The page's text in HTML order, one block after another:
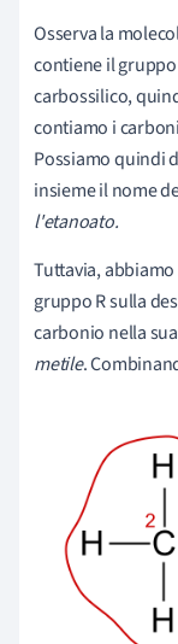
Osserva la
contiene il
carbossilico,
contiamo i
Possiamo quindi
insieme il nome
l'etanoato.
Tuttavia,
gruppo R sulla
carbonio nella
metile.